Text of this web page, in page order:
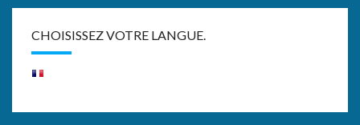
CHOISISSEZ VOTRE LANGUE.